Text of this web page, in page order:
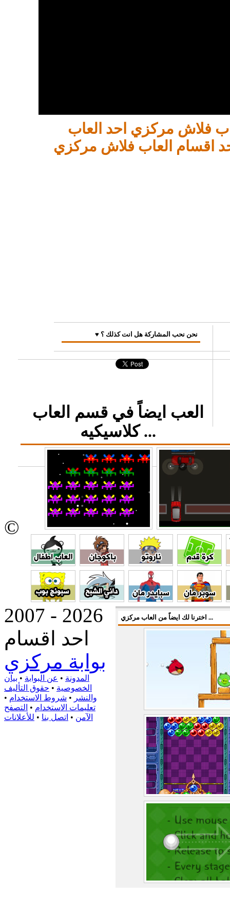
فلاش مركزي احد العاب
اقسام العاب فلاش مركزي
♥ نحن نحب المشاركة هل انت كذلك ؟
العب ايضاً في قسم العاب
كلاسيكيه ...
اخترنا لك ايضاً من العاب مركزي ...
©
2007 - 2026
احد اقسام
بوابة مركزي
المدونة • عن البوابة • بيان
الخصوصية • حقوق التأليف
والنشر • شروط الاستخدام •
تعليمات الاستخدام • التصفح
الآمن • اتصل بنا • للأعلانات